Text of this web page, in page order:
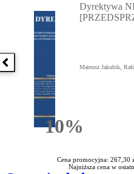
Poprzednia książka
10%Rabatu
Dyrektywa
Mateusz Jakubik,
Cena promocyjna: 267,30
Najniższa cena w